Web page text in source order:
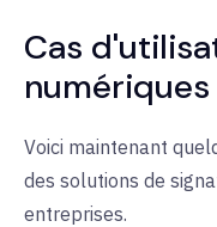
Cas
numériques
Voici maintenant
des solutions de
entreprises.